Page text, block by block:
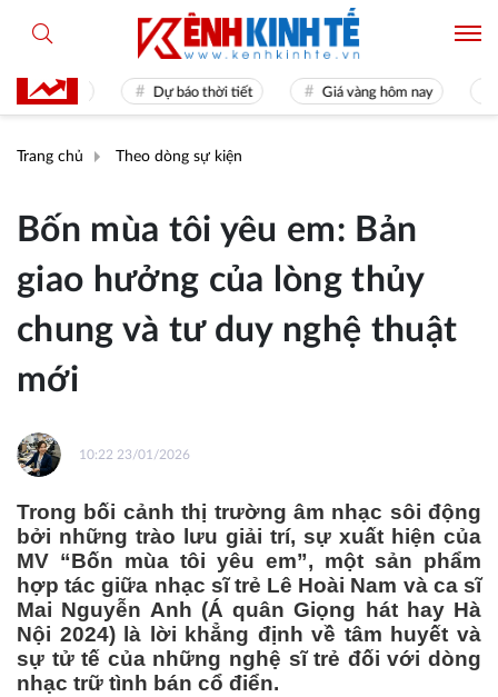
31 Dự báo thời tiết Giá vàng hôm nay
Trang chủ Theo dòng sự kiện
Bốn mùa tôi yêu em: Bản
giao hưởng của lòng thủy
chung và tư duy nghệ thuật
mới
10:22 23/01/2026
Trong bối cảnh thị trường âm nhạc sôi động
bởi những trào lưu giải trí, sự xuất hiện của
MV “Bốn mùa tôi yêu em”, một sản phẩm
hợp tác giữa nhạc sĩ trẻ Lê Hoài Nam và ca sĩ
Mai Nguyễn Anh (Á quân Giọng hát hay Hà
Nội 2024) là lời khẳng định về tâm huyết và
sự tử tế của những nghệ sĩ trẻ đối với dòng
nhạc trữ tình bán cổ điển.